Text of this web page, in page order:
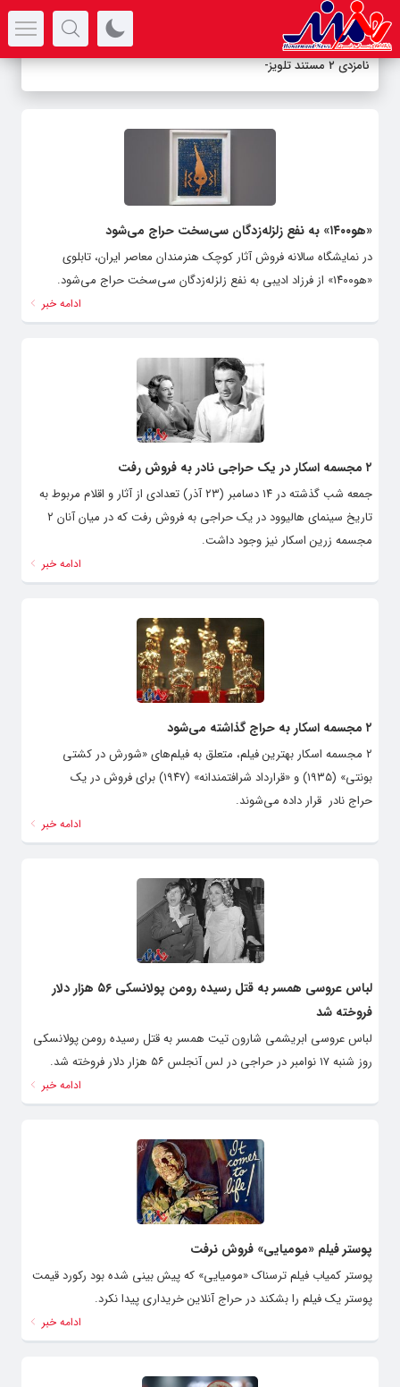
نامزدی ۲ مستند تلویزیون د _
«هو۱۴۰۰» به نفع زلزله‌زدگان سی‌سخت حراج می‌شود
در نمایشگاه سالانه فروش آثار کوچک هنرمندان معاصر ایران، تابلوی
«هو۱۴۰۰» از فرزاد ادیبی به نفع زلزله‌زدگان سی‌سخت حراج می‌شود.
ادامه خبر
۲ مجسمه اسکار در یک حراجی نادر به فروش رفت
جمعه شب گذشته در ۱۴ دسامبر (۲۳ آذر) تعدادی از آثار و اقلام مربوط به
تاریخ سینمای هالیوود در یک حراجی به فروش رفت که در میان آنان ۲
مجسمه زرین اسکار نیز وجود داشت.
ادامه خبر
۲ مجسمه اسکار به حراج گذاشته می‌شود
۲ مجسمه اسکار بهترین فیلم، متعلق به فیلم‌های «شورش در کشتی
بونتی» (۱۹۳۵) و «قرارداد شرافتمندانه» (۱۹۴۷) برای فروش در یک
حراج نادر قرار داده می‌شوند.
ادامه خبر
لباس عروسی همسر به قتل رسیده رومن پولانسکی ۵۶ هزار دلار
فروخته شد
لباس عروسی ابریشمی شارون تیت همسر به قتل رسیده رومن پولانسکی
روز شنبه ۱۷ نوامبر در حراجی در لس آنجلس ۵۶ هزار دلار فروخته شد.
ادامه خبر
پوستر فیلم «مومیایی» فروش نرفت
پوستر کمیاب فیلم ترسناک «مومیایی» که پیش بینی شده بود رکورد قیمت
پوستر یک فیلم را بشکند در حراج آنلاین خریداری پیدا نکرد.
ادامه خبر